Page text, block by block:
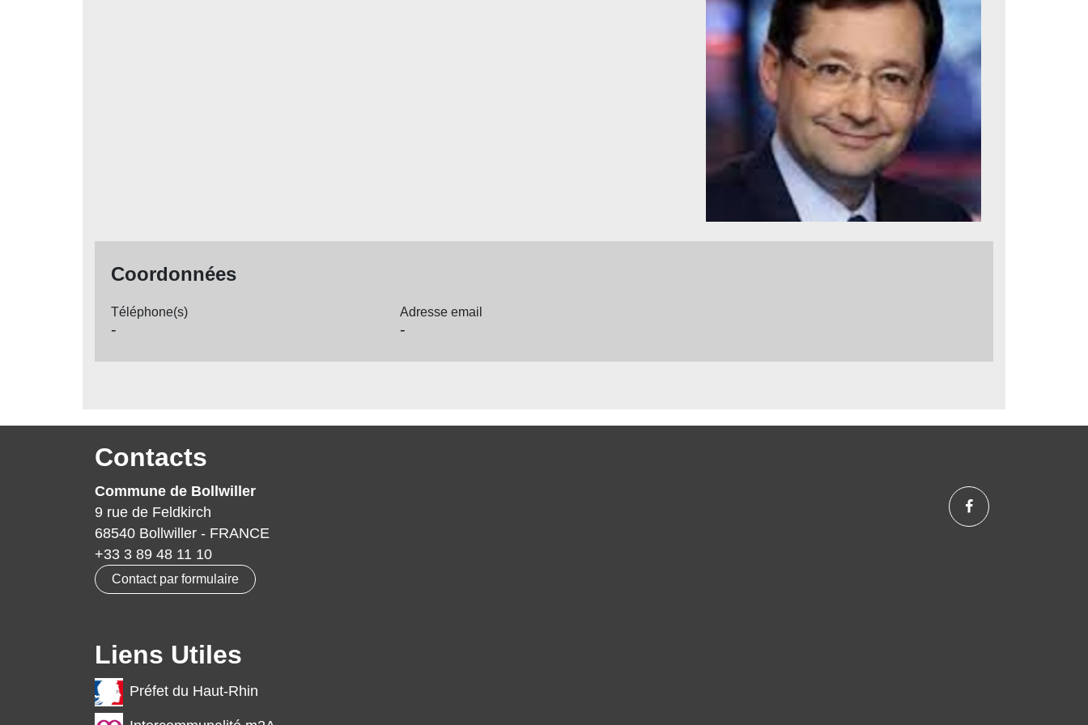
Coordonnées
Téléphone(s)
-
Adresse email
-
Contacts
Commune de Bollwiller
9 rue de Feldkirch
68540 Bollwiller - FRANCE
+33 3 89 48 11 10
Contact par formulaire
Liens Utiles
Préfet du Haut-Rhin